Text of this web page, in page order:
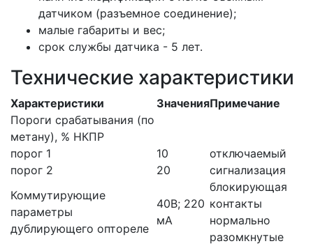
датчиком (разъемное соединение);
малые габариты и вес;
срок службы датчика - 5 лет.
Технические характеристики
Характеристики ЗначенияПримечание
Пороги срабатывания (по
метану), % НКПР
порог 1
10
отключаемый
порог 2
20
сигнализация
Коммутирующие
параметры
дублирующего оптореле
40В; 220
мА
блокирующая
контакты
нормально
разомкнутые